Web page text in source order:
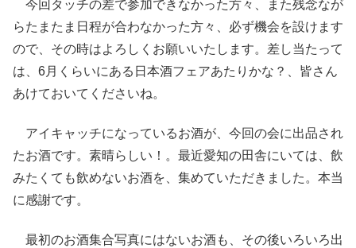
今回タッチの差で参加できなかった方々、また残念なが
らたまたま日程が合わなかった方々、必ず機会を設けます
ので、その時はよろしくお願いいたします。差し当たって
は、6月くらいにある日本酒フェアあたりかな？、皆さん
あけておいてくださいね。
アイキャッチになっているお酒が、今回の会に出品され
たお酒です。素晴らしい！。最近愛知の田舎にいては、飲
みたくても飲めないお酒を、集めていただきました。本当
に感謝です。
最初のお酒集合写真にはないお酒も、その後いろいろ出